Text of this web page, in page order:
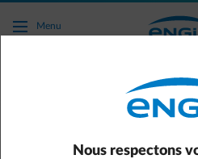
Accéder au contenu principal
Menu
Je veux effectuer une
Nous respectons